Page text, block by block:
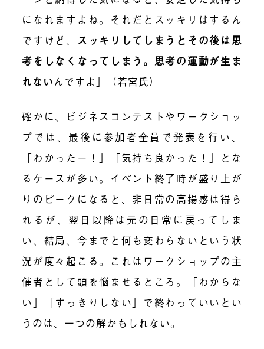
になれますよね。それだとスッキリはするん
ですけど、 スッキリしてしまうとその後は思
考をしなくなってしまう。思考の運動が生ま
れないんですよ」（若宮氏）
確かに、ビジネスコンテストやワークショッ
プでは、最後に参加者全員で発表を行い、
「わかったー！」「気持ち良かった！」とな
るケースが多い。イベント終了時が盛り上が
りのピークになると、非日常の高揚感は得ら
れるが、翌日以降は元の日常に戻ってしま
い、結局、今までと何も変わらないという状
況が度々起こる。これはワークショップの主
催者として頭を悩ませるところ。「わからな
い」「すっきりしない」で終わっていいとい
うのは、一つの解かもしれない。